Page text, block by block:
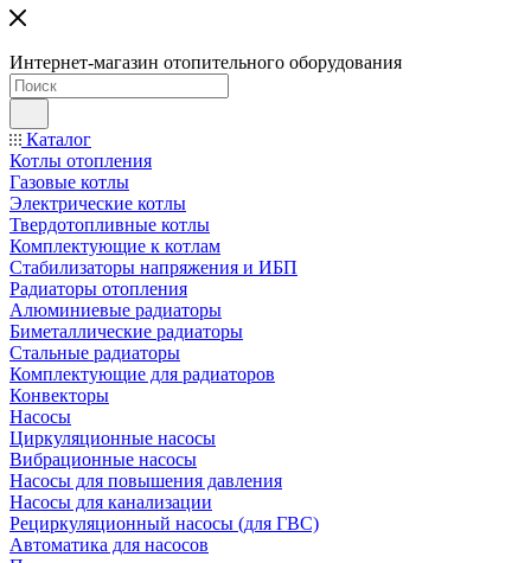
Интернет-магазин отопительного оборудования
Каталог
Котлы отопления
Газовые котлы
Электрические котлы
Твердотопливные котлы
Комплектующие к котлам
Стабилизаторы напряжения и ИБП
Радиаторы отопления
Алюминиевые радиаторы
Биметаллические радиаторы
Стальные радиаторы
Комплектующие для радиаторов
Конвекторы
Насосы
Циркуляционные насосы
Вибрационные насосы
Насосы для повышения давления
Насосы для канализации
Рециркуляционный насосы (для ГВС)
Автоматика для насосов